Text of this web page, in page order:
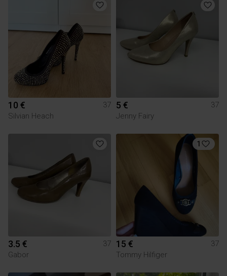
10 €
37
Silvian Heach
5 €
37
Jenny Fairy
3.5 €
37
Gabor
1
15 €
37
Tommy Hilfiger